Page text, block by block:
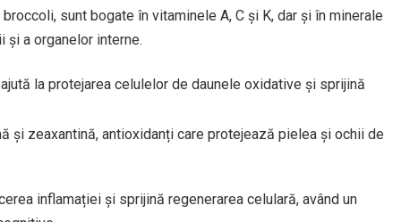
sunt bogate în vitaminele A, C și K, dar și în minerale
a organelor interne.
la protejarea celulelor de daunele oxidative și sprijină
și zeaxantină, antioxidanți care protejează pielea și ochii de
inflamației și sprijină regenerarea celulară, având un